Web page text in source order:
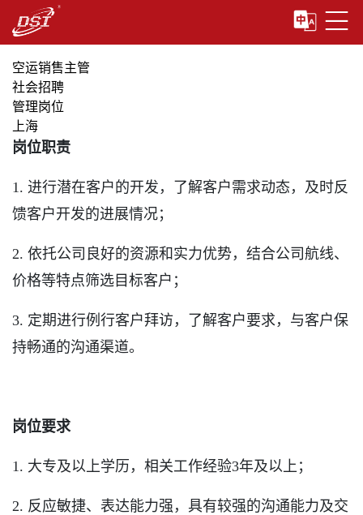
空运销售主管
社会招聘
管理岗位
上海
岗位职责
1. 进行潜在客户的开发，了解客户需求动态，及时反
馈客户开发的进展情况；
2. 依托公司良好的资源和实力优势，结合公司航线、
价格等特点筛选目标客户；
3. 定期进行例行客户拜访，了解客户要求，与客户保
持畅通的沟通渠道。
岗位要求
1. 大专及以上学历，相关工作经验3年及以上；
2. 反应敏捷、表达能力强，具有较强的沟通能力及交